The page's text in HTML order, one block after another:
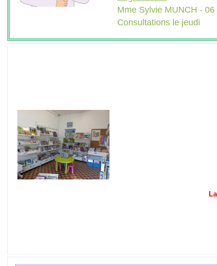
Mme Sylvie MUNCH -
Consultations le jeudi